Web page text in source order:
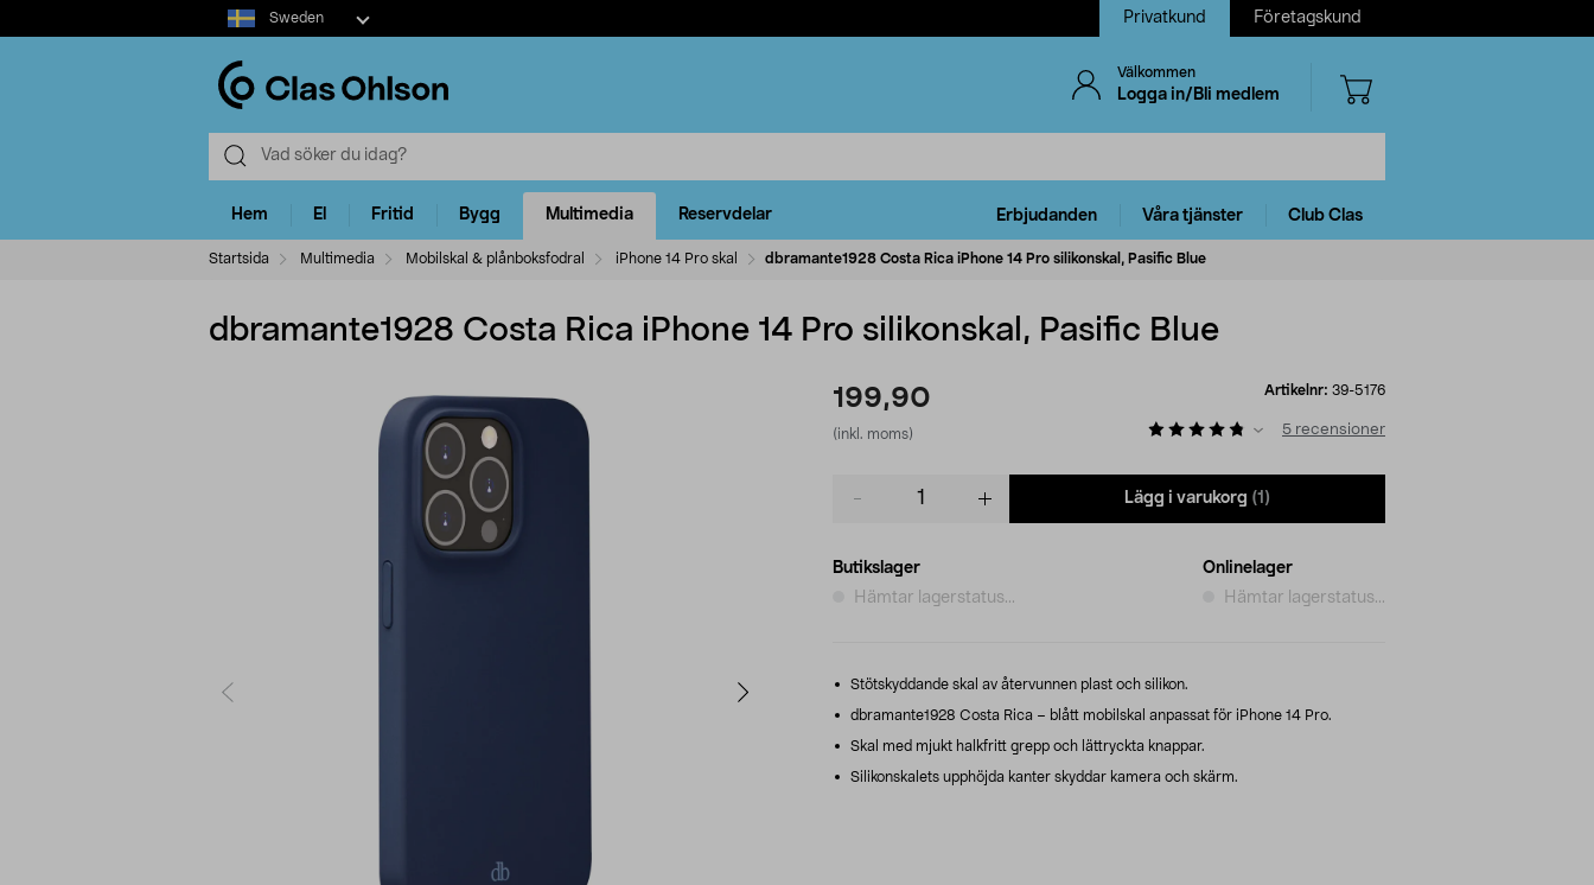
Select
market
Sweden Privatkund Företagskund
Välkommen
Logga in/Bli medlem
Hem El Fritid Bygg Multimedia Reservdelar Erbjudanden Våra tjänster Club Clas
Startsida Multimedia Mobilskal & plånboksfodral iPhone 14 Pro skal dbramante1928 Costa Rica iPhone 14 Pro silikonskal, Pasific Blue
dbramante1928 Costa Rica iPhone 14 Pro silikonskal, Pasific Blue
199,90
(inkl. moms)
Artikelnr: 39-5176
5 recensioner
Lägg i varukorg (1)
Butikslager
Hämtar lagerstatus...
Onlinelager
Hämtar lagerstatus...
Stötskyddande skal av återvunnen plast och silikon.
dbramante1928 Costa Rica – blått mobilskal anpassat för iPhone 14 Pro.
Skal med mjukt halkfritt grepp och lättryckta knappar.
Silikonskalets upphöjda kanter skyddar kamera och skärm.